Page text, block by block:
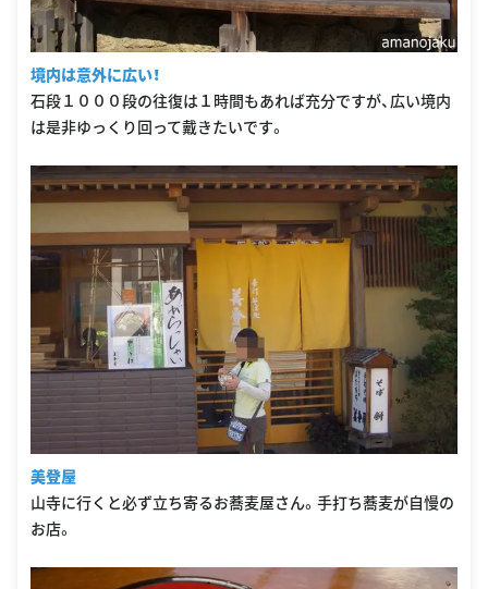
境内は意外に広い！
石段１０００段の往復は１時間もあれば充分ですが、広い境内
は是非ゆっくり回って戴きたいです。
美登屋
山寺に行くと必ず立ち寄るお蕎麦屋さん。手打ち蕎麦が自慢の
お店。